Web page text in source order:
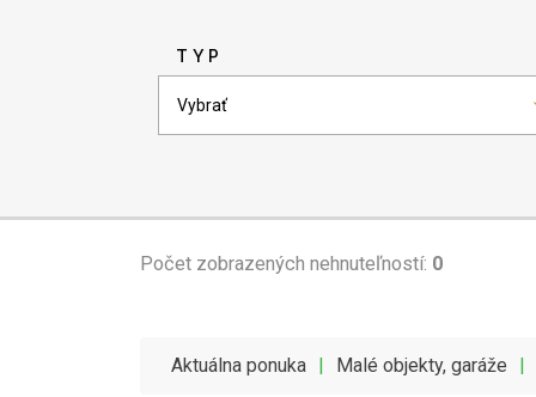
TYP
Vybrať
Počet zobrazených nehnuteľností: 0
Aktuálna ponuka | Malé objekty, garáže |